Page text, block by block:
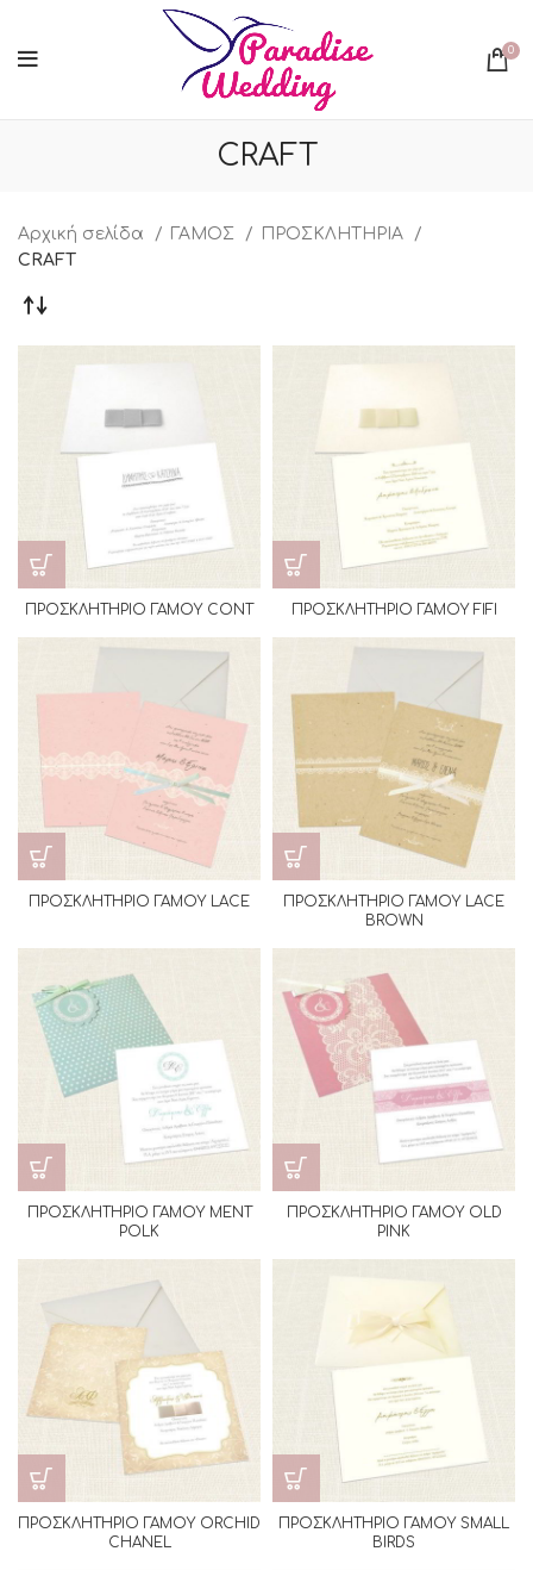
0
CRAFT
Αρχική σελίδα ΓΑΜΟΣ
ΠΡΟΣΚΛΗΤΗΡΙΑ
CRAFT
ΠΡΟΣΚΛΗΤΗΡΙΟ ΓΑΜΟΥ CONT ΠΡΟΣΚΛΗΤΗΡΙΟ ΓΑΜΟΥ FIFI
ΠΡΟΣΚΛΗΤΗΡΙΟ ΓΑΜΟΥ LACE
ΠΡΟΣΚΛΗΤΗΡΙΟ ΓΑΜΟΥ LACE
BROWN
ΠΡΟΣΚΛΗΤΗΡΙΟ ΓΑΜΟΥ MENT
POLK
ΠΡΟΣΚΛΗΤΗΡΙΟ ΓΑΜΟΥ OLD
PINK
ΠΡΟΣΚΛΗΤΗΡΙΟ ΓΑΜΟΥ ORCHID
CHANEL
ΠΡΟΣΚΛΗΤΗΡΙΟ ΓΑΜΟΥ SMALL
BIRDS